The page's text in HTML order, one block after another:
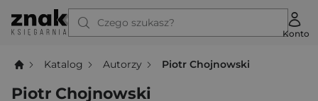
Czego szukasz?
Konto
Katalog Autorzy Piotr Chojnowski
Piotr Chojnowski